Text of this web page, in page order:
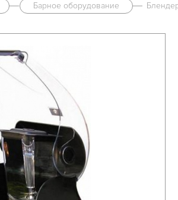
Барное оборудование